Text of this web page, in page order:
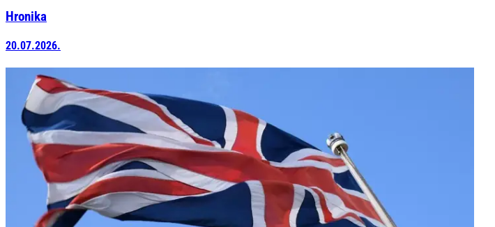
Hronika
20.07.2026.